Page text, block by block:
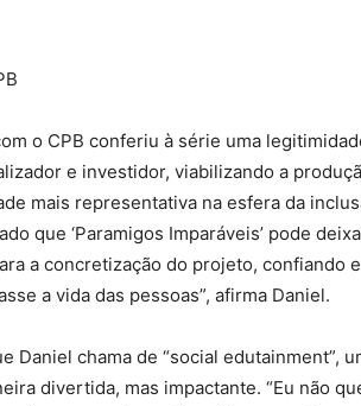
o CPB conferiu à série uma
e investidor, viabilizando a
mais representativa na esfera da
que ‘Paramigos Imparáveis’ pode
a concretização do projeto, confiando
a vida das pessoas”, afirma Daniel.
Daniel chama de “social edutainment”,
divertida, mas impactante. “Eu não